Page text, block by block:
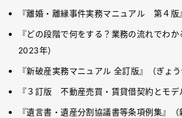
『離婚・離縁事件実務マニュアル 第４版
『どの段階で何をする？業務の流れでわ
2023年）
『新破産実務マニュアル 全訂版』（ぎょ
『３訂版 不動産売買・賃貸借契約とモデ
『遺言書・遺産分割協議書等条項例集』（